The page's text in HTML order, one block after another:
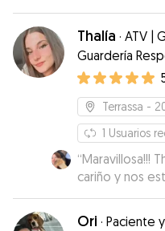
recomendable.
Thalía · ATV |
Guardería
#dogfriendly
Terrassa -
1 Usuarios
“Maravillosa!!!
cariño y nos
mostrarnos lo
Genial!!!
Ori · Paciente